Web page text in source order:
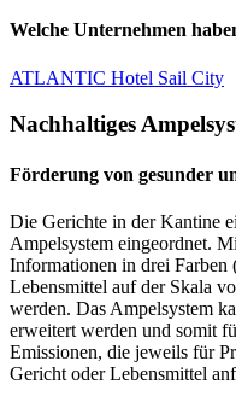
Welche Unternehmen
ATLANTIC Hotel Sail City
Nachhaltiges
Förderung von gesunder
Die Gerichte in der Kantine
Ampelsystem eingeordnet.
Informationen in drei Farben
Lebensmittel auf der Skala
werden. Das Ampelsystem
erweitert werden und somit
Emissionen, die jeweils für
Gericht oder Lebensmittel